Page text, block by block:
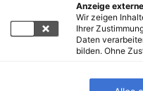
Anzeige
Wir zeigen
Ihrer
Daten
bilden. Ohne